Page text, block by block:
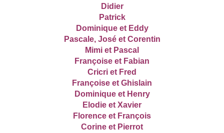
Didier
Patrick
Dominique et Eddy
Pascale, José et Corentin
Mimi et Pascal
Françoise et Fabian
Cricri et Fred
Françoise et Ghislain
Dominique et Henry
Elodie et Xavier
Florence et François
Corine et Pierrot